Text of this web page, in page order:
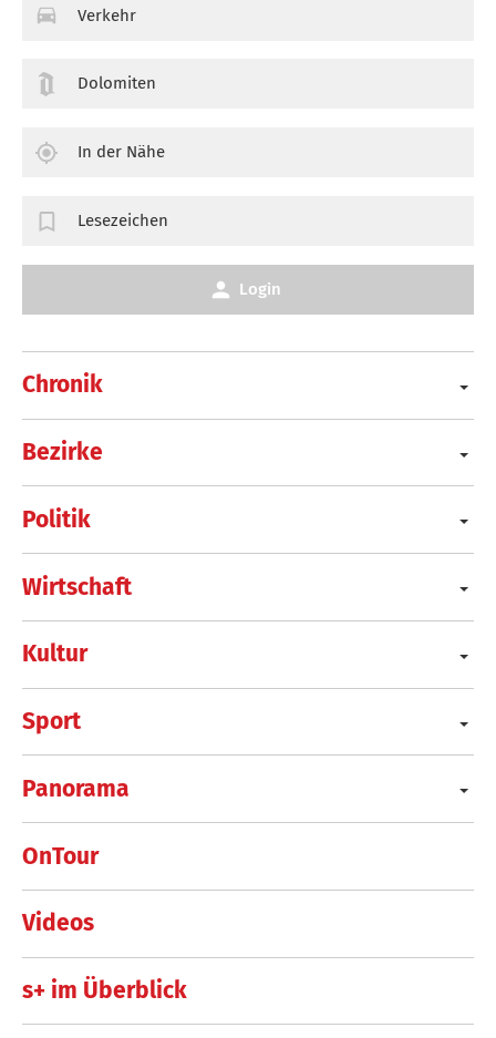
Chronik
Bezirke
Politik
Wirtschaft
Kultur
Sport
Panorama
OnTour
Videos
s+ im Überblick
Verkehr
Dolomiten
In der Nähe
Lesezeichen
Login